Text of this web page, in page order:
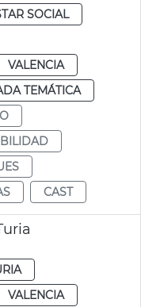
SOCIAL
VALENCIA
TEMÁTICA
CAST
VALENCIA